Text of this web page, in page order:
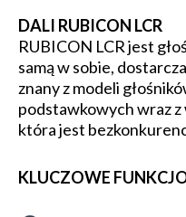
DALI RUBICON LCR
RUBICON LCR jest
samą w sobie,
znany z modeli
podstawkowych wraz
która jest
KLUCZOWE